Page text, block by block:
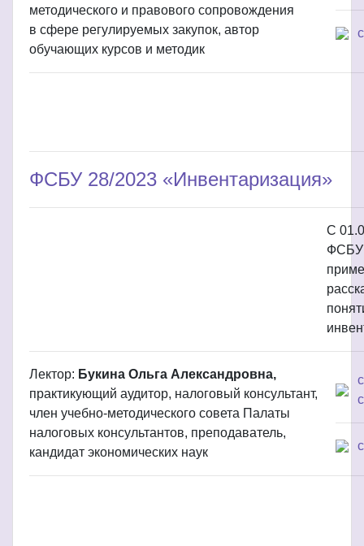
методического и правового сопровождения
в сфере регулируемых закупок, автор
обучающих курсов и методик
ФСБУ 28/2023 «Инвентаризация»
С
ФСБУ
Лектор: Букина Ольга Александровна,
практикующий аудитор, налоговый консультант,
член учебно-методического совета Палаты
налоговых консультантов, преподаватель,
кандидат экономических наук